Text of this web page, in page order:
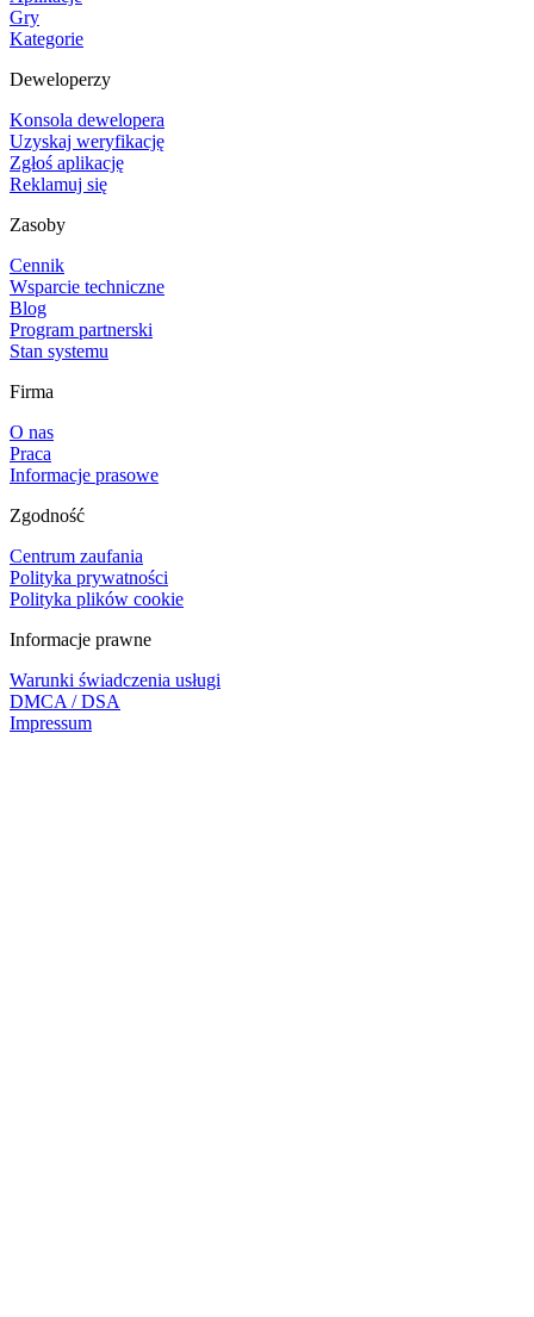
Gry
Kategorie
Deweloperzy
Konsola dewelopera
Uzyskaj weryfikację
Zgłoś aplikację
Reklamuj się
Zasoby
Cennik
Wsparcie techniczne
Blog
Program partnerski
Stan systemu
Firma
O nas
Praca
Informacje prasowe
Zgodność
Centrum zaufania
Polityka prywatności
Polityka plików cookie
Informacje prawne
Warunki świadczenia usługi
DMCA / DSA
Impressum